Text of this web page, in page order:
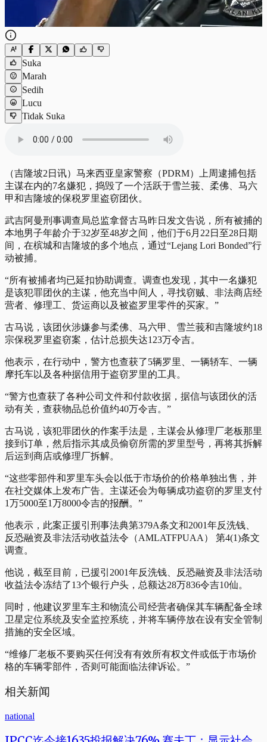
Suka
Marah
Sedih
Lucu
Tidak Suka
（吉隆坡2日讯）马来西亚皇家警察（PDRM）上周逮捕包括
主谋在内的7名嫌犯，捣毁了一个活跃于雪兰莪、柔佛、马六
甲和吉隆坡的保税罗里盗窃团伙。
武吉阿曼刑事调查局总监拿督古马昨日发文告说，所有被捕的
本地男子年龄介于32岁至48岁之间，他们于6月22日至28日期
间，在槟城和吉隆坡的多个地点，通过“Lejang Lori Bonded”行
动被捕。
“所有被捕者均已延扣协助调查。调查也发现，其中一名嫌犯
是该犯罪团伙的主谋，他充当中间人，寻找窃贼、非法商店经
营者、修理工、货运商以及被盗罗里零件的买家。”
古马说，该团伙涉嫌参与柔佛、马六甲、雪兰莪和吉隆坡约18
宗保税罗里盗窃案，估计总损失达123万令吉。
他表示，在行动中，警方也查获了5辆罗里、一辆轿车、一辆
摩托车以及各种据信用于盗窃罗里的工具。
“警方也查获了各种公司文件和付款收据，据信与该团伙的活
动有关，查获物品总价值约40万令吉。”
古马说，该犯罪团伙的作案手法是，主谋会从修理厂老板那里
接到订单，然后指示其成员偷窃所需的罗里型号，再将其拆解
后运到商店或修理厂拆解。
“这些零部件和罗里车头会以低于市场价的价格单独出售，并
在社交媒体上发布广告。主谋还会为每辆成功盗窃的罗里支付
1万5000至1万8000令吉的报酬。”
他表示，此案正援引刑事法典第379A条文和2001年反洗钱、
反恐融资及非法活动收益法令（AMLATFPUAA） 第4(1)条文
调查。
他说，截至目前，已援引2001年反洗钱、反恐融资及非法活动
收益法令冻结了13个银行户头，总额达28万836令吉10仙。
同时，他建议罗里车主和物流公司经营者确保其车辆配备全球
卫星定位系统及安全监控系统，并将车辆停放在设有安全管制
措施的安全区域。
“维修厂老板不要购买任何没有有效所有权文件或低于市场价
格的车辆零部件，否则可能面临法律诉讼。”
相关新闻
national